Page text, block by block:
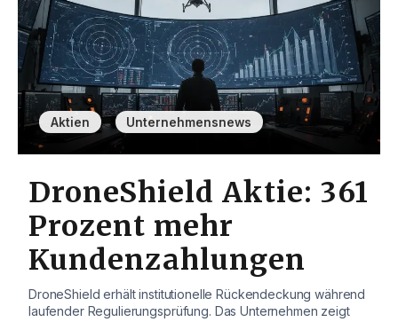
Aktien , Unternehmensnews
DroneShield Aktie: 361
Prozent mehr
Kundenzahlungen
DroneShield erhält institutionelle Rückendeckung während
laufender Regulierungsprüfung. Das Unternehmen zeigt